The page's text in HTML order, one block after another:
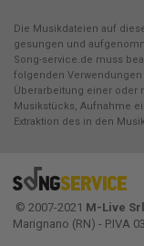
Die Musikdateien auf
gesungen und
Song-service.de muss
folgenden
Überarbeitung einer oder
Musikstücks, Aufnahme
Extraktion des in den
© 2007-2021 M-Live Srl
Marignano (RN) - P.IVA